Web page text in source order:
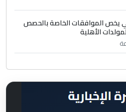
يخص الموافقات الخاصة بالحصص
الأهلية